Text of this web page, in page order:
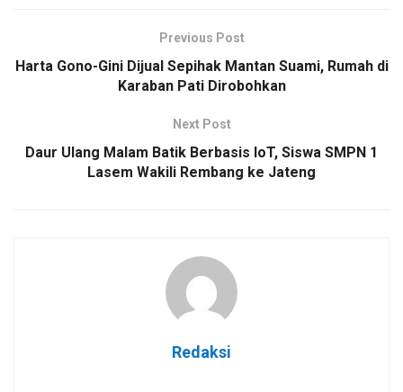
Previous Post
Harta Gono-Gini Dijual Sepihak Mantan Suami, Rumah di
Karaban Pati Dirobohkan
Next Post
Daur Ulang Malam Batik Berbasis IoT, Siswa SMPN 1
Lasem Wakili Rembang ke Jateng
Redaksi